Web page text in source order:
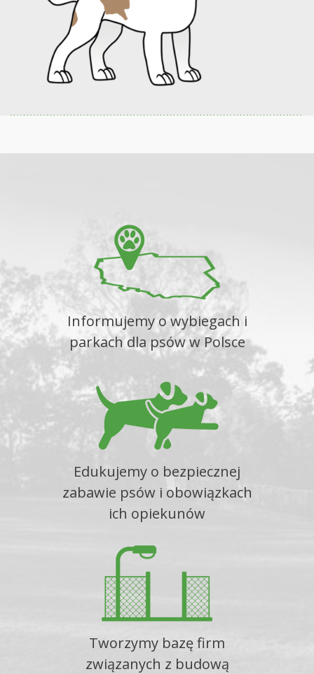
Informujemy o wybiegach i
parkach dla psów w Polsce
Edukujemy o bezpiecznej
zabawie psów i obowiązkach
ich opiekunów
Tworzymy bazę firm
związanych z budową